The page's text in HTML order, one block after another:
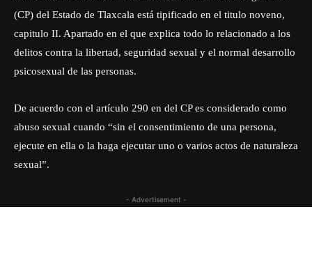
(CP) del Estado de Tlaxcala está tipificado en el titulo noveno,
capitulo II. Apartado en el que explica todo lo relacionado a los
delitos contra la libertad, seguridad sexual y el normal desarrollo
psicosexual de las personas.
De acuerdo con el artículo 290 en del CP es considerado como
abuso sexual cuando “sin el consentimiento de una persona,
ejecute en ella o la haga ejecutar uno o varios actos de naturaleza
sexual”.
- Advertisement -